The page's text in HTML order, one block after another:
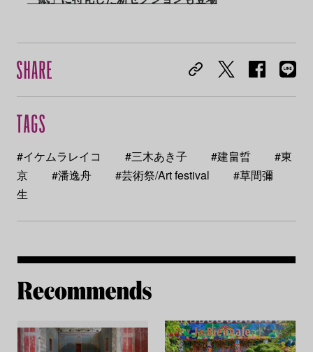
#イケムラレイコ #三木あき子 #建畠晢
#東
京
#潘逸舟 #芸術祭/Art festival
#草間彌
生